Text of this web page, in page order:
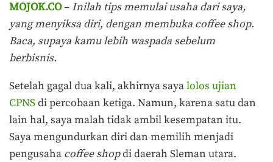
MOJOK.CO– Inilah tips memulai usaha dari saya,
yang menyiksa diri, dengan membuka coffee shop.
Baca, supaya kamu lebih waspada sebelum
berbisnis.
Setelah gagal dua kali, akhirnya sayalolos ujian
CPNSdi percobaan ketiga. Namun, karena satu dan
lain hal, saya malah tidak ambil kesempatan itu.
Saya mengundurkan diri dan memilih menjadi
pengusaha coffee shopdi daerah Sleman utara.